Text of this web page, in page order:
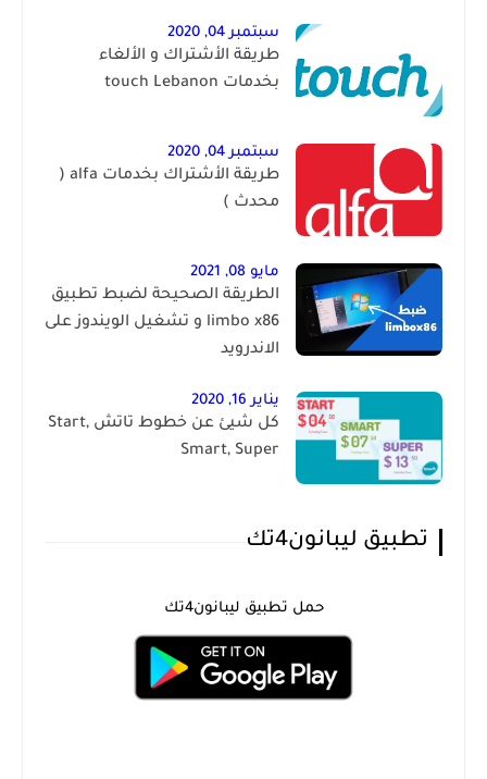
سبتمبر 04, 2020
طريقة الأشتراك و الألغاء
بخدمات touch Lebanon
سبتمبر 04, 2020
طريقة الأشتراك بخدمات alfa (
محدث )
مايو 08, 2021
الطريقة الصحيحة لضبط تطبيق
limbo x86 و تشغيل الويندوز على
الاندرويد
يناير 16, 2020
كل شيئ عن خطوط تاتش Start,
Smart, Super
تطبيق ليبانون4تك
حمل تطبيق ليبانون4تك